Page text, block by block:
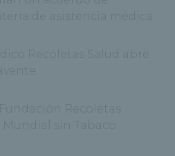
de asistencia médica
Recoletas Salud abre
Fundación Recoletas
sin Tabaco